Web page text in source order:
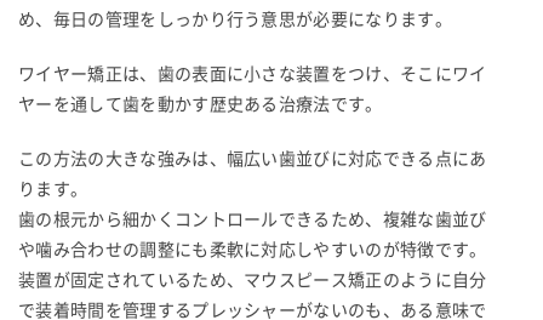
め、毎日の管理をしっかり行う意思が必要になります。
ワイヤー矯正は、歯の表面に小さな装置をつけ、そこにワイ
ヤーを通して歯を動かす歴史ある治療法です。
この方法の大きな強みは、幅広い歯並びに対応できる点にあ
ります。
歯の根元から細かくコントロールできるため、複雑な歯並び
や噛み合わせの調整にも柔軟に対応しやすいのが特徴です。
装置が固定されているため、マウスピース矯正のように自分
で装着時間を管理するプレッシャーがないのも、ある意味で